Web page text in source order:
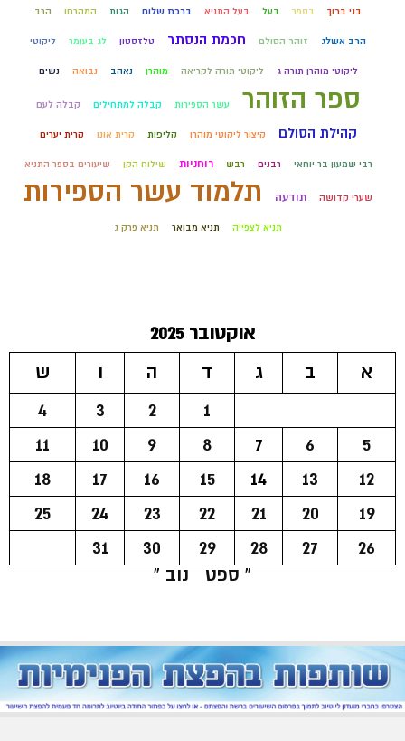
בני ברוך בספר בעל בעל התניא ברכת שלום הגות המהרחו הרב
הרב אשלג זוהר הסולם חכמת הנסתר טלזסטון לג בעומר ליקוטי
ליקוטי מוהרן תורה ג ליקוטי תורה לקריאה מוהרן נאהב נבואה נשים
ספר הזוהר עשר הספירות קבלה למתחילים קבלה לעם
קהילת הסולם קיצור ליקוטי מוהרן קליפות קרית אונו קרית יערים
רבי שמעון בר יוחאי רבנים רבש רוחניות שילוח הקן שיעורים בספר התניא
שערי קדושה תודעה תלמוד עשר הספירות
תניא לצפייה תניא מבואר תניא פרק ג
אוקטובר 2025
א
ב ג ד ה ו
ש
1
2
3
4
5
6
7
8
9
10
11
12
13
14
15
16
17
18
19
20
21
22
23
24
25
26
27
28
29
30
31
« ספט
נוב »